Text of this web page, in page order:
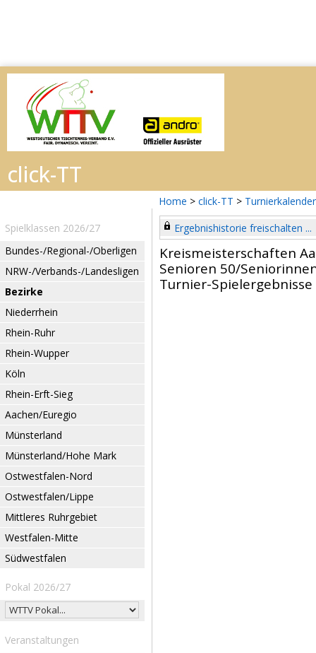
Home > click-TT > Turnierkalender
Spielklassen 2026/27
Bundes-/Regional-/Oberligen
NRW-/Verbands-/Landesligen
Bezirke
Niederrhein
Rhein-Ruhr
Rhein-Wupper
Köln
Rhein-Erft-Sieg
Aachen/Euregio
Münsterland
Münsterland/Hohe Mark
Ostwestfalen-Nord
Ostwestfalen/Lippe
Mittleres Ruhrgebiet
Westfalen-Mitte
Südwestfalen
Pokal 2026/27
Veranstaltungen
Ergebnishistorie freischalten ...
Kreismeisterschaften
Senioren 50/
Turnier-Spielergebnisse